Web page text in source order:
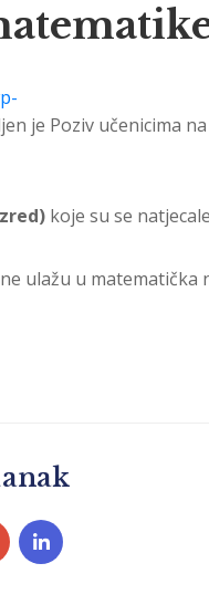
je Poziv učenicima
koje su se
ulažu u matematička